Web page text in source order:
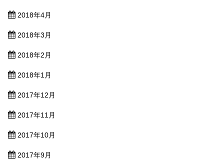
2018年4月
2018年3月
2018年2月
2018年1月
2017年12月
2017年11月
2017年10月
2017年9月